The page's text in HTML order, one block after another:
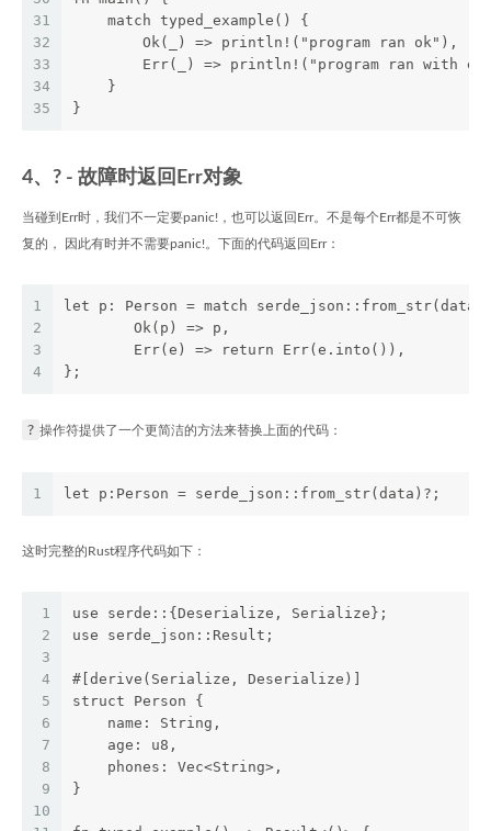
31
32
33
34
35
    match typed_example() {
        Ok(_) => println!("program ran ok"),
Err(_) => println!("program ran with
    }
}
4、? - 故障时返回Err对象
当碰到Err时，我们不一定要panic!，也可以返回Err。不是每个Err都是不可恢
复的， 因此有时并不需要panic!。下面的代码返回Err：
1
2
3
4
let p: Person = match
        Ok(p) => p,
        Err(e) => return Err(e.into()),
};
? 操作符提供了一个更简洁的方法来替换上面的代码：
1 let p:Person = serde_json::from_str(data)?;
这时完整的Rust程序代码如下：
1
2
3
4
5
6
7
8
9
10
use serde::{Deserialize, Serialize};
use serde_json::Result;
#[derive(Serialize, Deserialize)]
struct Person {
    name: String,
    age: u8,
    phones: Vec<String>,
}